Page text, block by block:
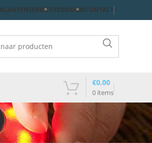
KLANTENSERVICEVEDOSIGNCONTACT
0 items
€0,00